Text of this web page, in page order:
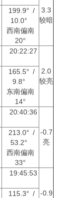
3.3
较暗
199.9° /
10.0°
西南偏南
20°
20:22:27
2.0
较亮
165.5° /
9.8°
东南偏南
14°
20:40:36
-0.7
亮
213.0° /
53.2°
西南偏南
33°
19:45:53
-0.9
115.3° /